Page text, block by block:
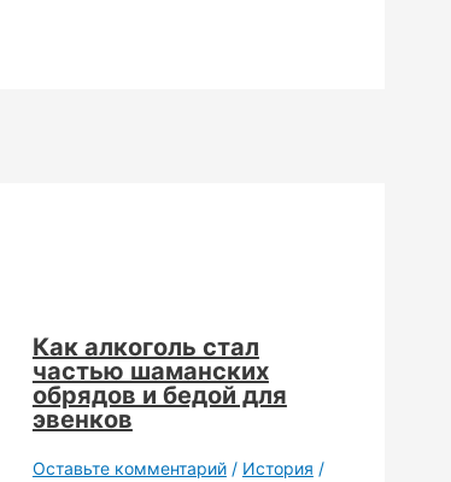
Как алкоголь стал
частью шаманских
обрядов и бедой для
эвенков
Оставьте комментарий / История /